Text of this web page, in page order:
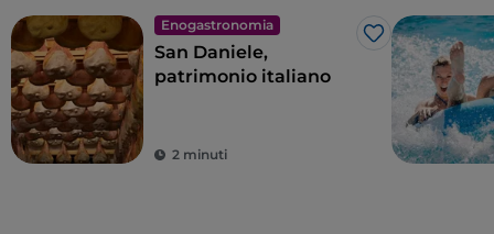
Enogastronomia
Like
San Daniele,
patrimonio italiano
2 minuti